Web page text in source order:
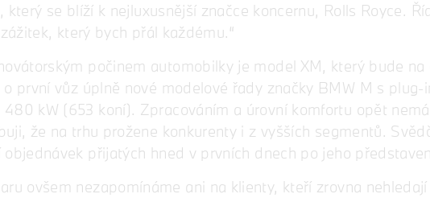
který se blíží k nejluxusnější značce koncernu, Rolls Royce.
který bych přál každému.“
počinem automobilky je model XM, který bude
o první vůz úplně nové modelové řady značky BMW M s
480 kW (653 koní). Zpracováním a úrovní komfortu opět
že na trhu prožene konkurenty i z vyšších segmentů.
objednávek přijatých hned v prvních dnech po jeho
ovšem nezapomínáme ani na klienty, kteří zrovna